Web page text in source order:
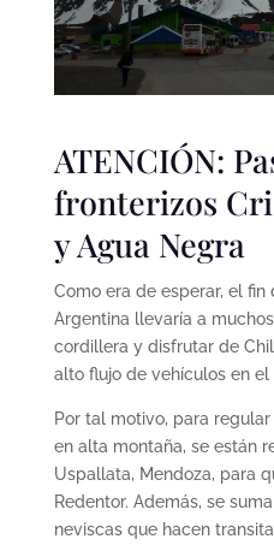
ATENCIÓN:
fronterizos
y Agua Negra
Como era de esperar, el
Argentina llevaría a
cordillera y disfrutar de
alto flujo de vehículos en el
Por tal motivo, para
en alta montaña, se están
Uspallata, Mendoza, para
Redentor. Además, se
neviscas que hacen